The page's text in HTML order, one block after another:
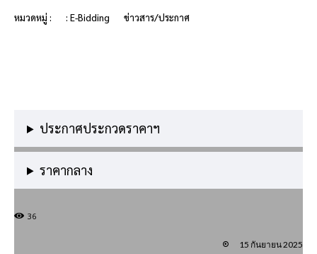
หมวดหมู่ : : E-Bidding ข่าวสาร/ประกาศ
ประกาศประกวดราคาฯ
ราคากลาง
36
15 กันยายน 2025